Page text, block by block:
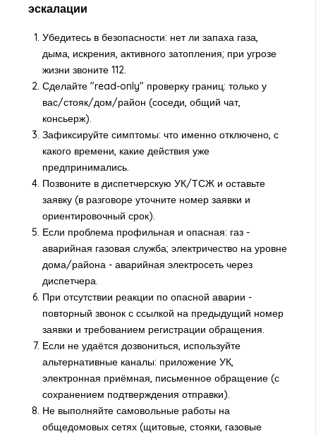
эскалации
Убедитесь в безопасности: нет ли запаха газа,
дыма, искрения, активного затопления; при угрозе
жизни звоните 112.
Сделайте "read-only" проверку границ: только у
вас/стояк/дом/район (соседи, общий чат,
консьерж).
Зафиксируйте симптомы: что именно отключено, с
какого времени, какие действия уже
предпринимались.
Позвоните в диспетчерскую УК/ТСЖ и оставьте
заявку (в разговоре уточните номер заявки и
ориентировочный срок).
Если проблема профильная и опасная: газ -
аварийная газовая служба; электричество на уровне
дома/района - аварийная электросеть через
диспетчера.
При отсутствии реакции по опасной аварии -
повторный звонок с ссылкой на предыдущий номер
заявки и требованием регистрации обращения.
Если не удаётся дозвониться, используйте
альтернативные каналы: приложение УК,
электронная приёмная, письменное обращение (с
сохранением подтверждения отправки).
Не выполняйте самовольные работы на
общедомовых сетях (щитовые, стояки, газовые